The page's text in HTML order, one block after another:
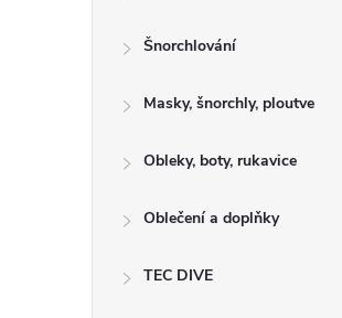
Šnorchlování
Masky, šnorchly, ploutve
Obleky, boty, rukavice
Oblečení a doplňky
TEC DIVE